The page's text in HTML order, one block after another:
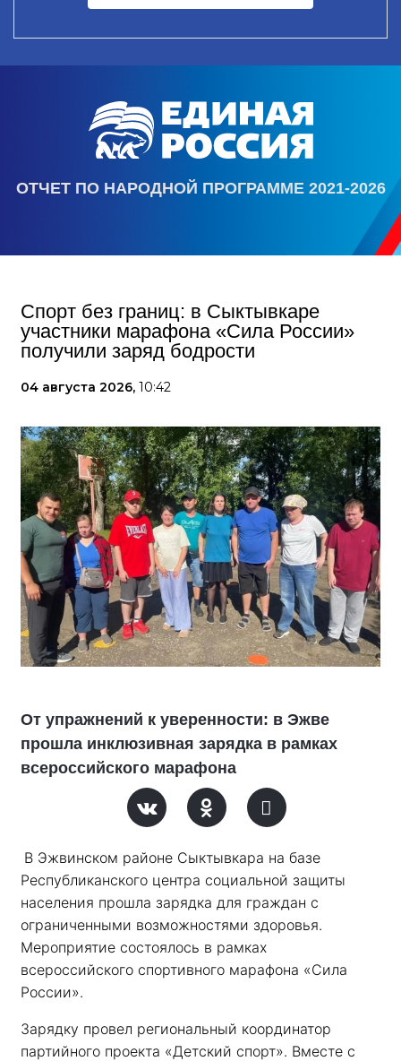
ОТЧЕТ ПО НАРОДНОЙ ПРОГРАММЕ 2021-2026
Спорт без границ: в Сыктывкаре
участники марафона «Сила России»
получили заряд бодрости
04 августа 2026, 10:42
От упражнений к уверенности: в Эжве
прошла инклюзивная зарядка в рамках
всероссийского марафона
В Эжвинском районе Сыктывкара на базе
Республиканского центра социальной защиты
населения прошла зарядка для граждан с
ограниченными возможностями здоровья.
Мероприятие состоялось в рамках
всероссийского спортивного марафона «Сила
России».
Зарядку провел региональный координатор
партийного проекта «Детский спорт». Вместе с